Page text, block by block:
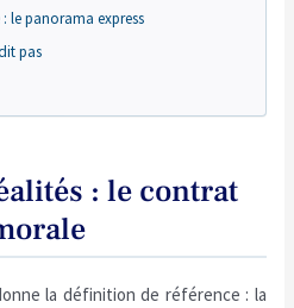
le panorama express
pas
: le contrat
la définition de référence : la